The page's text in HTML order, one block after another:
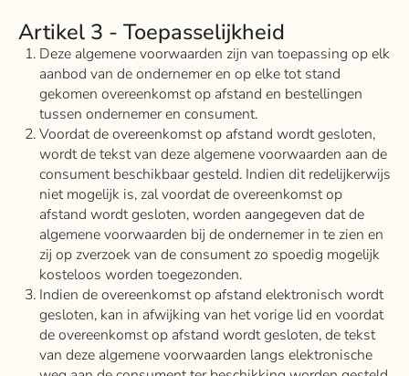
Artikel 3 - Toepasselijkheid
Deze algemene voorwaarden zijn van toepassing op elk
aanbod van de ondernemer en op elke tot stand
gekomen overeenkomst op afstand en bestellingen
tussen ondernemer en consument.
Voordat de overeenkomst op afstand wordt gesloten,
wordt de tekst van deze algemene voorwaarden aan de
consument beschikbaar gesteld. Indien dit redelijkerwijs
niet mogelijk is, zal voordat de overeenkomst op
afstand wordt gesloten, worden aangegeven dat de
algemene voorwaarden bij de ondernemer in te zien en
zij op zverzoek van de consument zo spoedig mogelijk
kosteloos worden toegezonden.
Indien de overeenkomst op afstand elektronisch wordt
gesloten, kan in afwijking van het vorige lid en voordat
de overeenkomst op afstand wordt gesloten, de tekst
van deze algemene voorwaarden langs elektronische